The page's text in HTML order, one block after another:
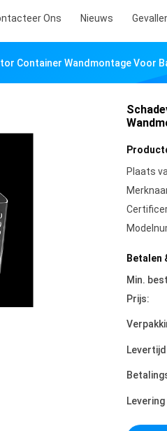
Ons Nieuws
Container Wandmontage Voor
Plaats
Betalen
Min.
Prijs: